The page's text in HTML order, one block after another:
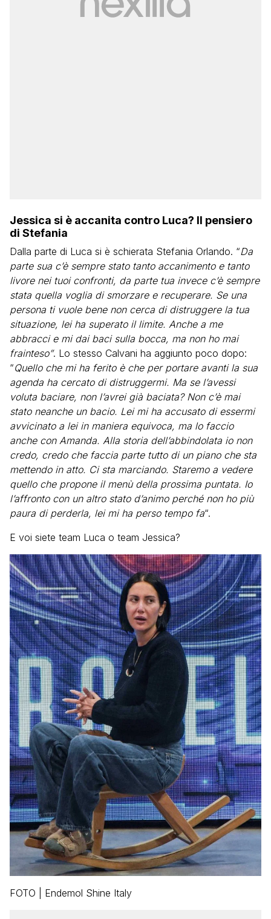
Jessica si è accanita contro Luca? Il pensiero
di Stefania
Dalla parte di Luca si è schierata Stefania Orlando. “Da
parte sua c’è sempre stato tanto accanimento e tanto
livore nei tuoi confronti, da parte tua invece c’è sempre
stata quella voglia di smorzare e recuperare. Se una
persona ti vuole bene non cerca di distruggere la tua
situazione, lei ha superato il limite. Anche a me
abbracci e mi dai baci sulla bocca, ma non ho mai
frainteso”. Lo stesso Calvani ha aggiunto poco dopo:
“Quello che mi ha ferito è che per portare avanti la sua
agenda ha cercato di distruggermi. Ma se l’avessi
voluta baciare, non l’avrei già baciata? Non c’è mai
stato neanche un bacio. Lei mi ha accusato di essermi
avvicinato a lei in maniera equivoca, ma lo faccio
anche con Amanda. Alla storia dell’abbindolata io non
credo, credo che faccia parte tutto di un piano che sta
mettendo in atto. Ci sta marciando. Staremo a vedere
quello che propone il menù della prossima puntata. Io
l’affronto con un altro stato d’animo perché non ho più
paura di perderla, lei mi ha perso tempo fa“.
E voi siete team Luca o team Jessica?
FOTO | Endemol Shine Italy